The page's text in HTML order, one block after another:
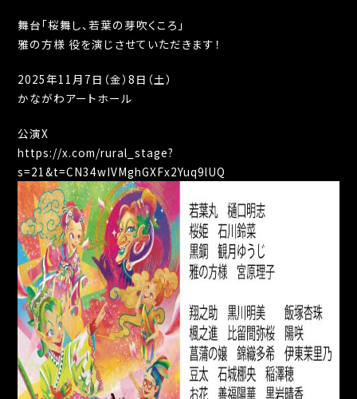
舞台「桜舞し、若葉の芽吹くころ」
雅の方様 役を演じさせていただきます！
2025年11月7日（金）8日（土）
かながわアートホール
公演X
https://x.com/rural_stage?
s=21&t=CN34wIVMghGXFx2Yuq9lUQ